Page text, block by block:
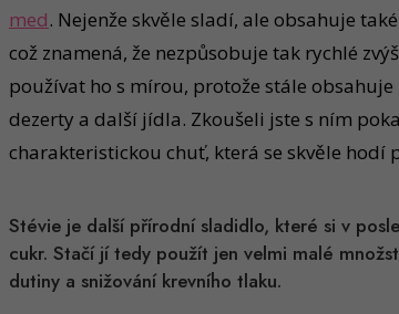
med. Nejenže skvěle sladí, ale obsahuje
což znamená, že nezpůsobuje tak rychlé
používat ho s mírou, protože stále
dezerty a další jídla. Zkoušeli jste s ním
charakteristickou chuť, která se skvěle hodí
Stévie je další přírodní sladidlo, které si v
cukr. Stačí jí tedy použít jen velmi malé
dutiny a snižování krevního tlaku.